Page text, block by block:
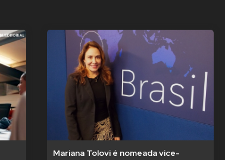
Mariana Tolovi é nomeada vice-